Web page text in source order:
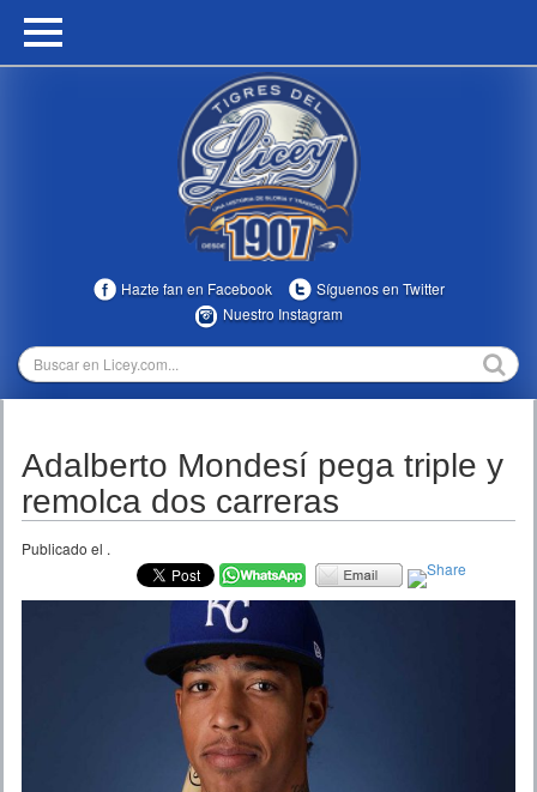
HOME
MULTIMEDIA
TEMPORADAS
Hazte fan en Facebook
Síguenos en Twitter
Nuestro Instagram
Adalberto Mondesí pega triple y
remolca dos carreras
Publicado el .